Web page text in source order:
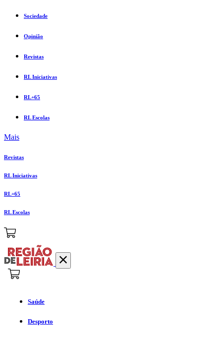
Sociedade
Opinião
Revistas
RL Iniciativas
RL+65
RL Escolas
Mais
Revistas
RL Iniciativas
RL+65
RL Escolas
Saúde
Desporto